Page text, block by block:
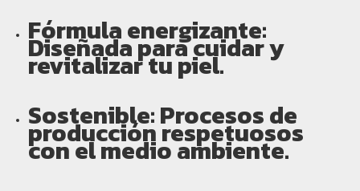
Fórmula energizante:
Diseñada para cuidar y
revitalizar tu piel.
Sostenible:Procesos de
producción respetuosos
con el medio ambiente.